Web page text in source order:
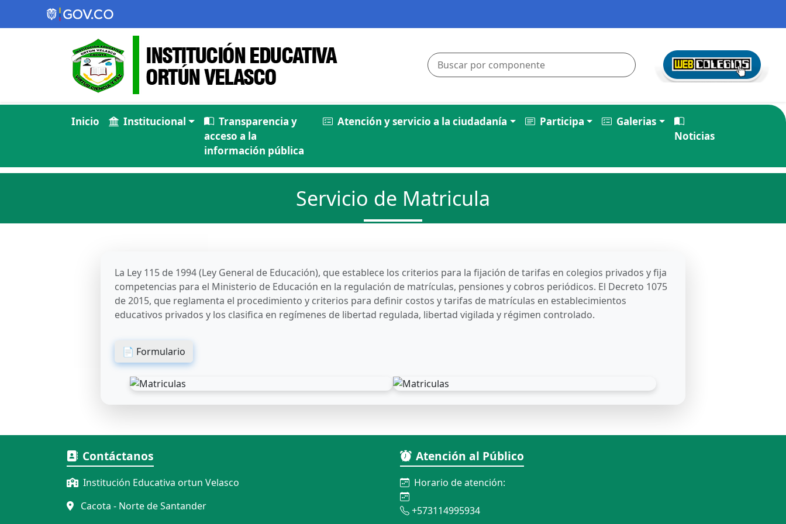
Inicio Institucional
Transparencia y
acceso a la
información pública
Atención y servicio a la ciudadanía Participa
Galerias
Noticias
Servicio de Matricula
La Ley 115 de 1994 (Ley General de Educación), que establece los criterios para la fijación de tarifas en colegios privados y fija
competencias para el Ministerio de Educación en la regulación de matrículas, pensiones y cobros periódicos. El Decreto 1075
de 2015, que reglamenta el procedimiento y criterios para definir costos y tarifas de matrículas en establecimientos
educativos privados y los clasifica en regímenes de libertad regulada, libertad vigilada y régimen controlado.
📄 Formulario
Contáctanos
Institución Educativa ortun Velasco
Cacota - Norte de Santander
Atención al Público
Horario de atención:
+573114995934